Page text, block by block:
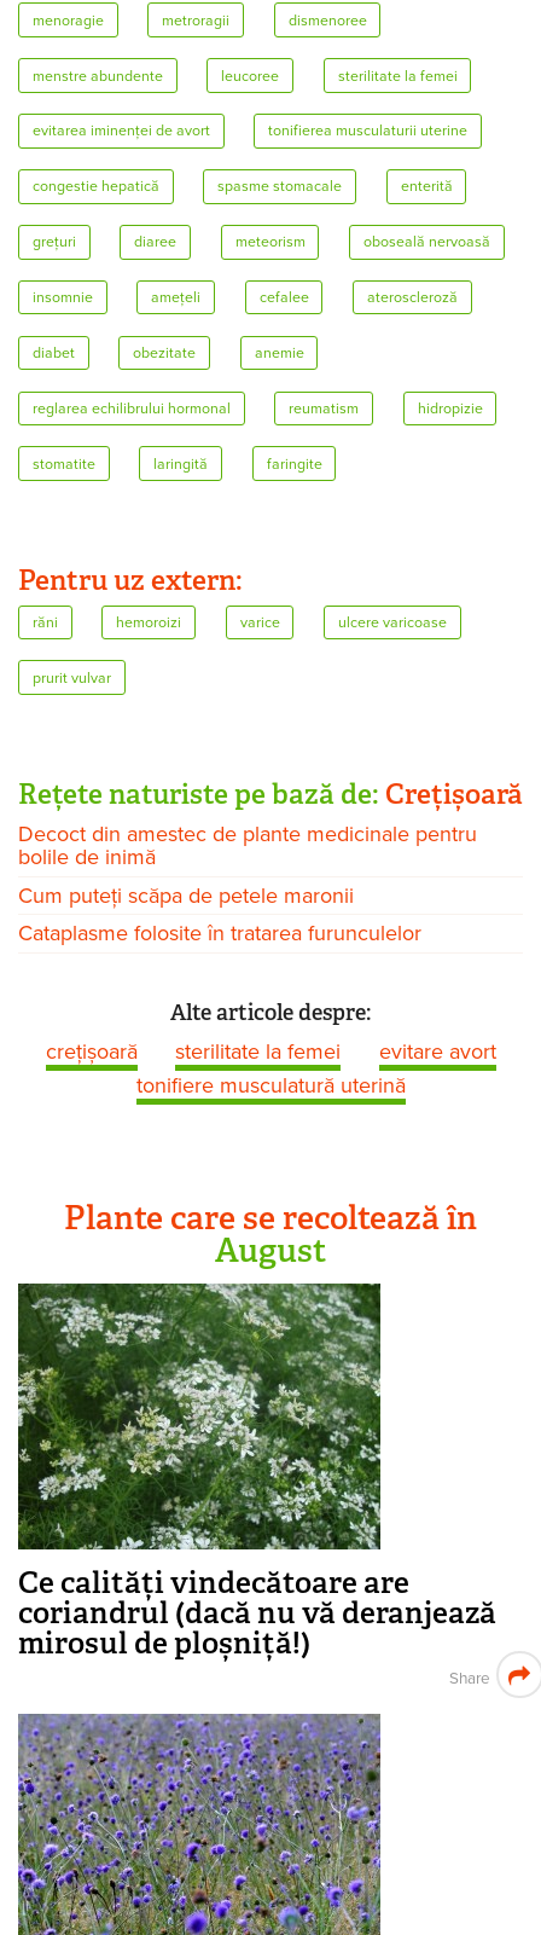
menoragie metroragii dismenoree
menstre abundente leucoree sterilitate la femei
evitarea iminenței de avort tonifierea musculaturii uterine
congestie hepatică spasme stomacale enterită
grețuri diaree meteorism oboseală nervoasă
insomnie amețeli cefalee ateroscleroză
diabet obezitate anemie
reglarea echilibrului hormonal reumatism hidropizie
stomatite laringită faringite
Pentru uz extern:
răni hemoroizi varice ulcere varicoase
prurit vulvar
Rețete naturiste pe bază de: Crețișoară
Decoct din amestec de plante medicinale pentru
bolile de inimă
Cum puteți scăpa de petele maronii
Cataplasme folosite în tratarea furunculelor
Alte articole despre:
crețișoară sterilitate la femei
evitare avort
tonifiere musculatură uterină
Plante care se recoltează în
August
Ce calități vindecătoare are
coriandrul (dacă nu vă deranjează
mirosul de ploșniță!)
Share